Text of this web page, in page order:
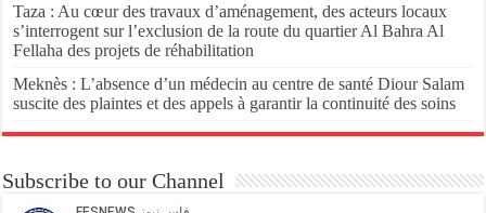
Taza : Au cœur des travaux d’aménagement, des acteurs locaux
s’interrogent sur l’exclusion de la route du quartier Al Bahra Al
Fellaha des projets de réhabilitation
Meknès : L’absence d’un médecin au centre de santé Diour Salam
suscite des plaintes et des appels à garantir la continuité des soins
Subscribe to our Channel